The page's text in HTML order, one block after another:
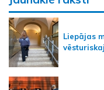
Liepājas